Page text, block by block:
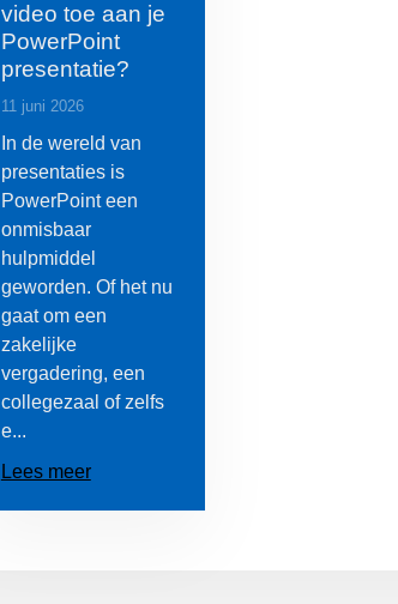
video toe aan je
PowerPoint
presentatie?
11 juni 2026
In de wereld van
presentaties is
PowerPoint een
onmisbaar
hulpmiddel
geworden. Of het nu
gaat om een
zakelijke
vergadering, een
collegezaal of zelfs
e...
Lees meer